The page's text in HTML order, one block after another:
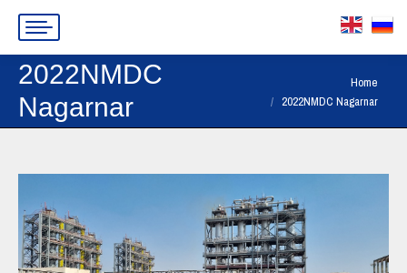
2022NMDC
Nagarnar
Home
2022NMDC Nagarnar